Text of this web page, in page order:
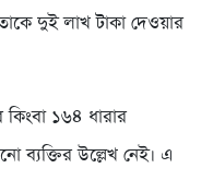
দুই লাখ টাকা দেওয়ার
১৬৪ ধারার
ব্যক্তির উল্লেখ নেই। এ